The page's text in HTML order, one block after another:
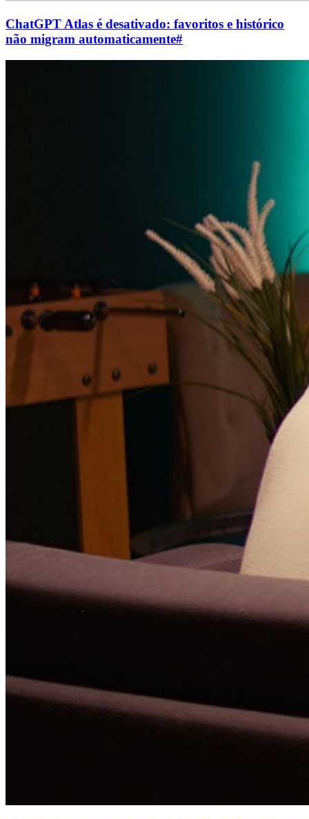
ChatGPT Atlas é desativado: favoritos e histórico
não migram automaticamente#